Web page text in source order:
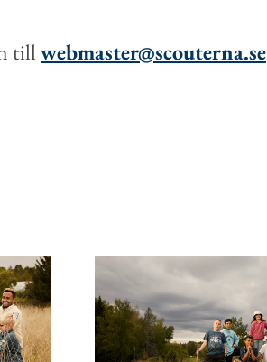
tillwebmaster@scouterna.se